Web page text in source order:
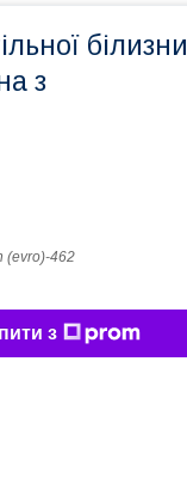
білизни
з
(evro)-462
з